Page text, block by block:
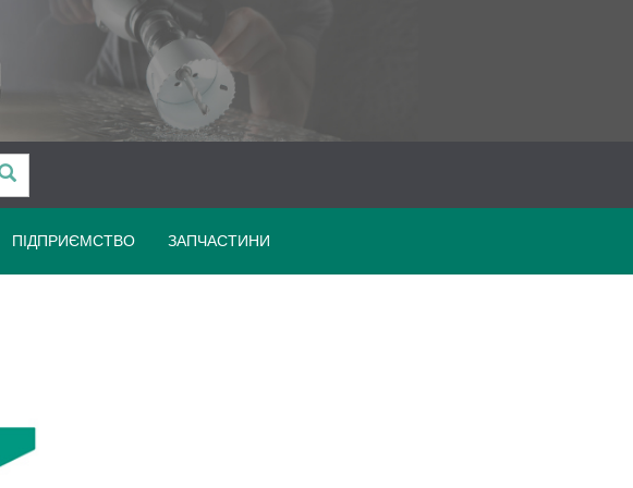
ПІДПРИЄМСТВО ЗАПЧАСТИНИ